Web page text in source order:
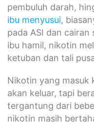
pembuluh darah,
ibu menyusui,
pada ASI dan
ibu hamil, nikotin
ketuban dan tali
Nikotin yang masuk
akan keluar, tapi
tergantung dari
nikotin masih